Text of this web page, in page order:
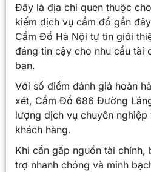
Đây là địa chỉ quen thuộc
kiếm dịch vụ cầm đồ gần
Cầm Đồ Hà Nội tự tin giới
đáng tin cậy cho nhu cầu tài
bạn.
Với số điểm đánh giá hoàn
xét, Cầm Đồ 686 Đường
lượng dịch vụ chuyên
khách hàng.
Khi cần gấp nguồn tài chính,
trợ nhanh chóng và minh